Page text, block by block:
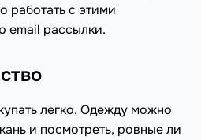
работать с этими
email рассылки.
легко. Одежду можно
и посмотреть, ровные ли